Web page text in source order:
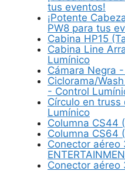
tus eventos!
¡Potente
PW8 para tus
Cabina HP15
Cabina Line
Lumínico
Cámara Negra
Ciclorama/
- Control
Círculo en
Lumínico
Columna CS44
Columna CS64
Conector aéreo
Conector aéreo